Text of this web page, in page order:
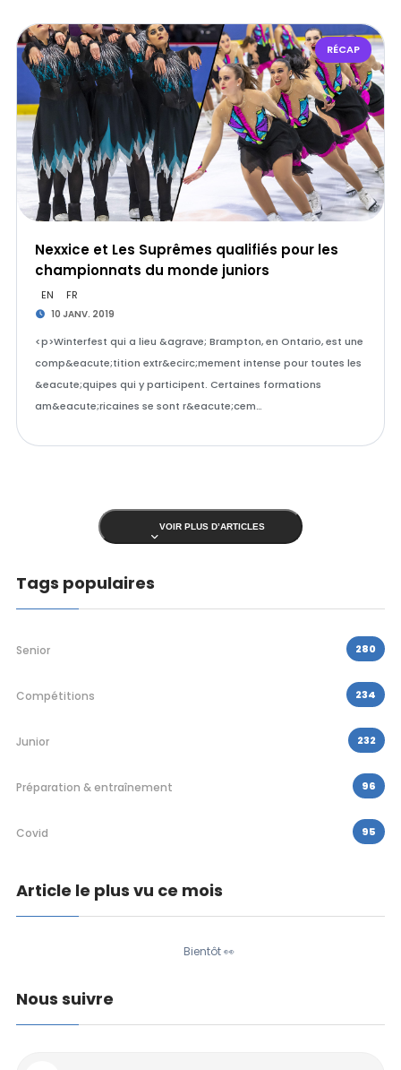
RÉCAP
Nexxice et Les Suprêmes qualifiés pour les
championnats du monde juniors
EN FR
10 JANV. 2019
<p>Winterfest qui a lieu &agrave; Brampton, en Ontario, est une
comp&eacute;tition extr&ecirc;mement intense pour toutes les
&eacute;quipes qui y participent. Certaines formations
am&eacute;ricaines se sont r&eacute;cem…
VOIR PLUS D’ARTICLES
Tags populaires
Senior 280
Compétitions 234
Junior 232
Préparation & entraînement 96
Covid 95
Article le plus vu ce mois
Bientôt 👀
Nous suivre